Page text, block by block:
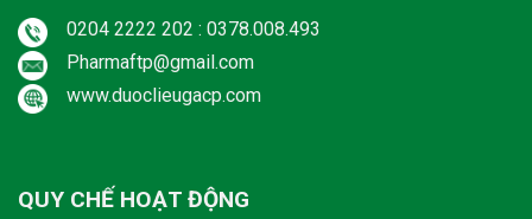
0204 2222 202 : 0378.008.493
Pharmaftp@gmail.com
www.duoclieugacp.com
QUY CHẾ HOẠT ĐỘNG